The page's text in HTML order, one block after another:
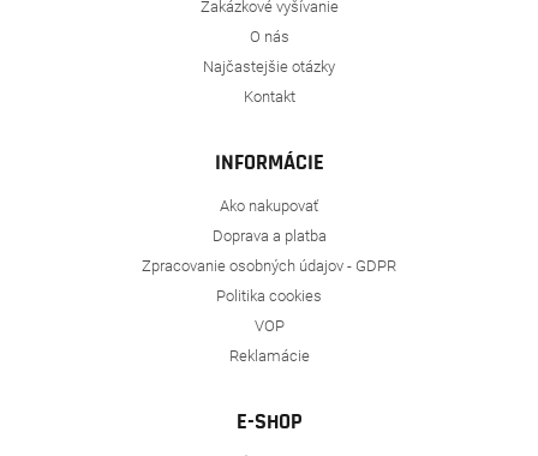
Zakázkové vyšívanie
O nás
Najčastejšie otázky
Kontakt
INFORMÁCIE
Ako nakupovať
Doprava a platba
Zpracovanie osobných údajov - GDPR
Politika cookies
VOP
Reklamácie
E-SHOP